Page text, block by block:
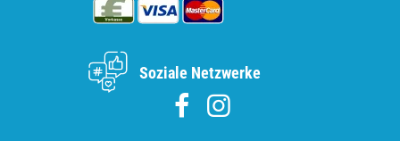
Soziale Netzwerke